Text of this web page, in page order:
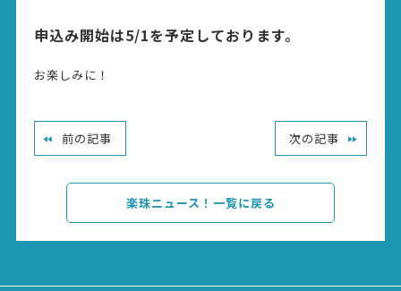
申込み開始は5/1を予定しております。
お楽しみに！
前の記事 次の記事
楽珠ニュース！一覧に戻る